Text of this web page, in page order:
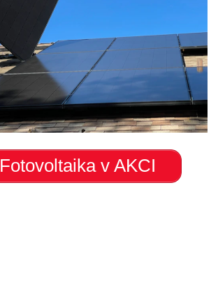
Fotovoltaika v AKCI